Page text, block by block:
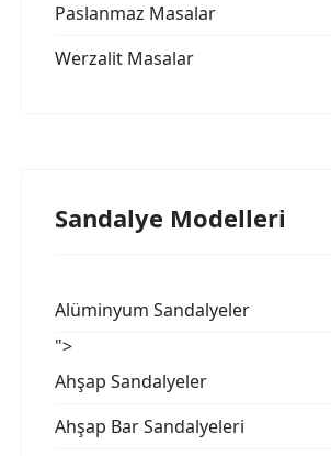
Paslanmaz Masalar
Werzalit Masalar
Sandalye Modelleri
Alüminyum Sandalyeler
">
Ahşap Sandalyeler
Ahşap Bar Sandalyeleri